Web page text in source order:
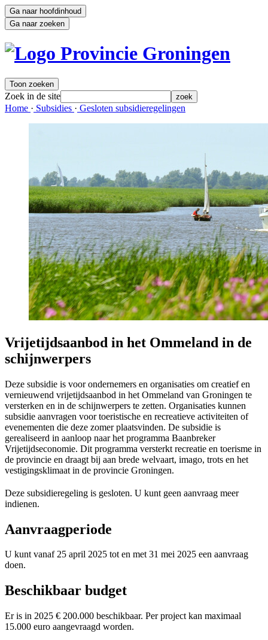
Ga naar hoofdinhoud
Ga naar zoeken
Toon zoeken
Zoek in de site zoek
Home · Subsidies · Gesloten subsidieregelingen
Vrijetijdsaanbod in het Ommeland in de
schijnwerpers
Deze subsidie is voor ondernemers en organisaties om creatief en
vernieuwend vrijetijdsaanbod in het Ommeland van Groningen te
versterken en in de schijnwerpers te zetten. Organisaties kunnen
subsidie aanvragen voor toeristische en recreatieve activiteiten of
evenementen die deze zomer plaatsvinden. De subsidie is
gerealiseerd in aanloop naar het programma Baanbreker
Vrijetijdseconomie. Dit programma versterkt recreatie en toerisme in
de provincie en draagt bij aan brede welvaart, imago, trots en het
vestigingsklimaat in de provincie Groningen.
Deze subsidieregeling is gesloten. U kunt geen aanvraag meer
indienen.
Aanvraagperiode
U kunt vanaf 25 april 2025 tot en met 31 mei 2025 een aanvraag
doen.
Beschikbaar budget
Er is in 2025 € 200.000 beschikbaar. Per project kan maximaal
15.000 euro aangevraagd worden.